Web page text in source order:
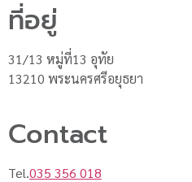
ที่อยู่
31/13 หมู่ที่13 อุทัย
13210 พระนครศรีอยุธยา
Contact
Tel.035 356 018